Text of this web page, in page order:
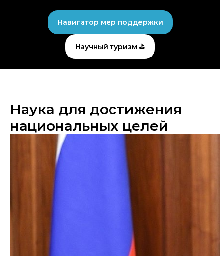
Навигатор мер поддержки
Научный туризм ⛳
Наука для достижения
национальных целей